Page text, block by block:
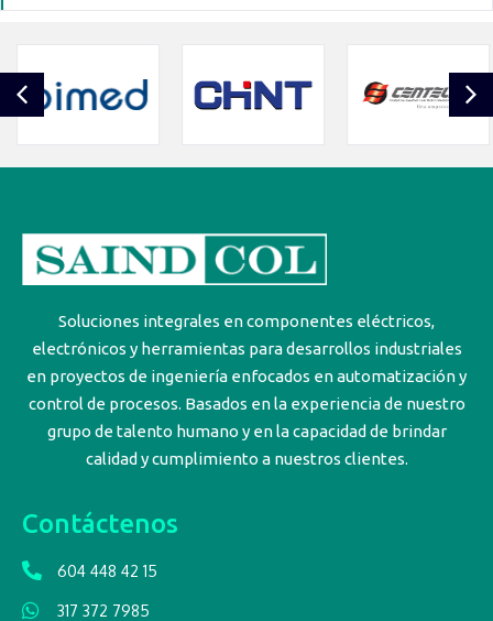
Soluciones integrales en componentes eléctricos,
electrónicos y herramientas para desarrollos industriales
en proyectos de ingeniería enfocados en automatización y
control de procesos. Basados en la experiencia de nuestro
grupo de talento humano y en la capacidad de brindar
calidad y cumplimiento a nuestros clientes.
Contáctenos
604 448 42 15
317 372 7985